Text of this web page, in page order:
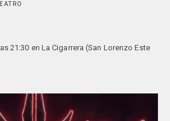
21:30 en La Cigarrera (San Lorenzo Este